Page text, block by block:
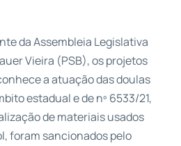
da Assembleia Legislativa
Vieira (PSB), os projetos
a atuação das doulas
estadual e de nº 6533/21,
de materiais usados
foram sancionados pelo